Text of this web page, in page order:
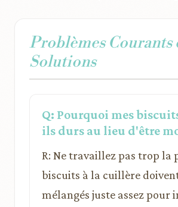
Problèmes Courants
Solutions
Q: Pourquoi mes
ils durs au lieu d'être
R: Ne travaillez pas trop la
biscuits à la cuillère
mélangés juste assez pour